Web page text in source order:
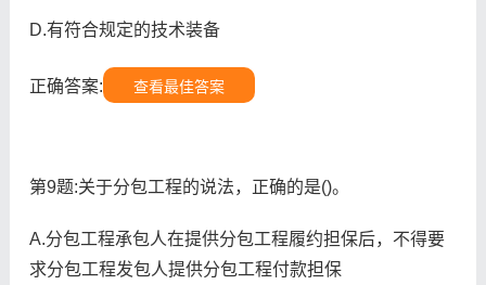
D.有符合规定的技术装备
正确答案: 查看最佳答案
第9题:关于分包工程的说法，正确的是()。
A.分包工程承包人在提供分包工程履约担保后，不得要
求分包工程发包人提供分包工程付款担保